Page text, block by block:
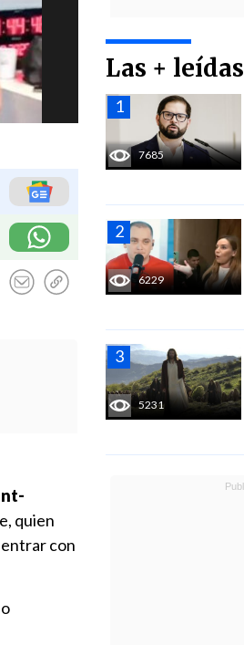
Las + leídas
7685
6229
5231
quien
con